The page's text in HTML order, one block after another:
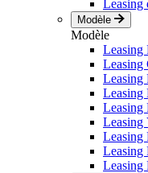
Leasing
Modèle
Modèle
Leasing
Leasing
Leasing
Leasing
Leasing
Leasing
Leasing
Leasing
Leasing